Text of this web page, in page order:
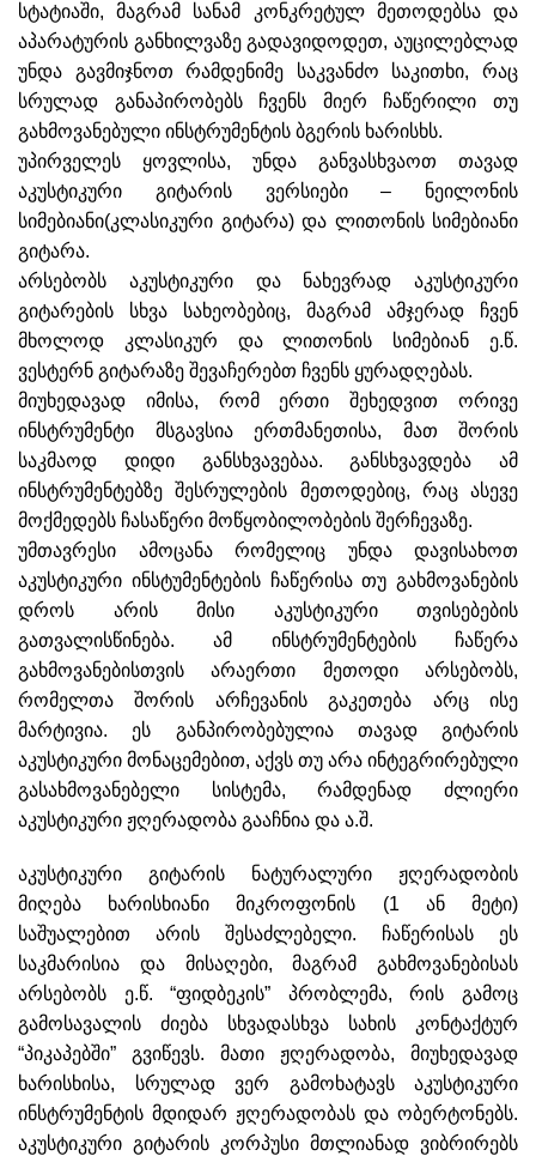
სტატიაში, მაგრამ სანამ კონკრეტულ მეთოდებსა და
აპარატურის განხილვაზე გადავიდოდეთ, აუცილებლად
უნდა გავმიჯნოთ რამდენიმე საკვანძო საკითხი, რაც
სრულად განაპირობებს ჩვენს მიერ ჩაწერილი თუ
გახმოვანებული ინსტრუმენტის ბგერის ხარისხს.
უპირველეს ყოვლისა, უნდა განვასხვაოთ თავად
აკუსტიკური გიტარის ვერსიები – ნეილონის
სიმებიანი(კლასიკური გიტარა) და ლითონის სიმებიანი
გიტარა.
არსებობს აკუსტიკური და ნახევრად აკუსტიკური
გიტარების სხვა სახეობებიც, მაგრამ ამჯერად ჩვენ
მხოლოდ კლასიკურ და ლითონის სიმებიან ე.წ.
ვესტერნ გიტარაზე შევაჩერებთ ჩვენს ყურადღებას.
მიუხედავად იმისა, რომ ერთი შეხედვით ორივე
ინსტრუმენტი მსგავსია ერთმანეთისა, მათ შორის
საკმაოდ დიდი განსხვავებაა. განსხვავდება ამ
ინსტრუმენტებზე შესრულების მეთოდებიც, რაც ასევე
მოქმედებს ჩასაწერი მოწყობილობების შერჩევაზე.
უმთავრესი ამოცანა რომელიც უნდა დავისახოთ
აკუსტიკური ინსტუმენტების ჩაწერისა თუ გახმოვანების
დროს არის მისი აკუსტიკური თვისებების
გათვალისწინება. ამ ინსტრუმენტების ჩაწერა
გახმოვანებისთვის არაერთი მეთოდი არსებობს,
რომელთა შორის არჩევანის გაკეთება არც ისე
მარტივია. ეს განპირობებულია თავად გიტარის
აკუსტიკური მონაცემებით, აქვს თუ არა ინტეგრირებული
გასახმოვანებელი სისტემა, რამდენად ძლიერი
აკუსტიკური ჟღერადობა გააჩნია და ა.შ.
აკუსტიკური გიტარის ნატურალური ჟღერადობის
მიღება ხარისხიანი მიკროფონის (1 ან მეტი)
საშუალებით არის შესაძლებელი. ჩაწერისას ეს
საკმარისია და მისაღები, მაგრამ გახმოვანებისას
არსებობს ე.წ. “ფიდბეკის” პრობლემა, რის გამოც
გამოსავალის ძიება სხვადასხვა სახის კონტაქტურ
“პიკაპებში” გვიწევს. მათი ჟღერადობა, მიუხედავად
ხარისხისა, სრულად ვერ გამოხატავს აკუსტიკური
ინსტრუმენტის მდიდარ ჟღერადობას და ობერტონებს.
აკუსტიკური გიტარის კორპუსი მთლიანად ვიბრირებს